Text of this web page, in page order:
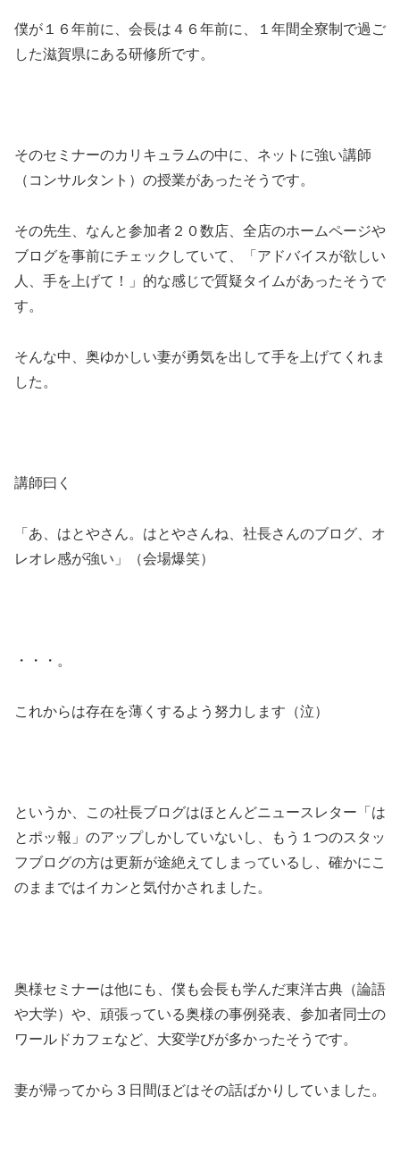
僕が１６年前に、会長は４６年前に、１年間全寮制で過ご
した滋賀県にある研修所です。
そのセミナーのカリキュラムの中に、ネットに強い講師
（コンサルタント）の授業があったそうです。
その先生、なんと参加者２０数店、全店のホームページや
ブログを事前にチェックしていて、「アドバイスが欲しい
人、手を上げて！」的な感じで質疑タイムがあったそうで
す。
そんな中、奥ゆかしい妻が勇気を出して手を上げてくれま
した。
講師曰く
「あ、はとやさん。はとやさんね、社長さんのブログ、オ
レオレ感が強い」（会場爆笑）
・・・。
これからは存在を薄くするよう努力します（泣）
というか、この社長ブログはほとんどニュースレター「は
とポッ報」のアップしかしていないし、もう１つのスタッ
フブログの方は更新が途絶えてしまっているし、確かにこ
のままではイカンと気付かされました。
奥様セミナーは他にも、僕も会長も学んだ東洋古典（論語
や大学）や、頑張っている奥様の事例発表、参加者同士の
ワールドカフェなど、大変学びが多かったそうです。
妻が帰ってから３日間ほどはその話ばかりしていました。